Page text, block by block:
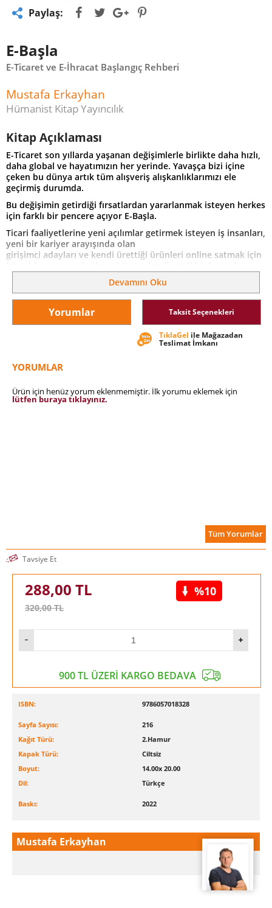
Paylaş:
E-Başla
E-Ticaret ve E-İhracat Başlangıç Rehberi
Mustafa Erkayhan
Hümanist Kitap Yayıncılık
Kitap Açıklaması
E-Ticaret son yıllarda yaşanan değişimlerle birlikte daha hızlı,
daha global ve hayatımızın her yerinde. Yavaşça bizi içine
çeken bu dünya artık tüm alışveriş alışkanlıklarımızı ele
geçirmiş durumda.
Bu değişimin getirdiği fırsatlardan yararlanmak isteyen herkes
için farklı bir pencere açıyor E-Başla.
Ticari faaliyetlerine yeni açılımlar getirmek isteyen iş insanları,
yeni bir kariyer arayışında olan
girişimci adayları ve kendi ürettiği ürünleri online satmak için
Ürün seçiminden pazarlama ve kargolamaya kadar tüm e-
ticaret sürecini sizin için anlatan bu kitapta dünyayı
“E-ticaret günümüzün yükselen değeri ve bu kaynak bu
değerin anlaşılması için önemli bir rehber olmuş.
Devamını Oku
Yorumlar Taksit Seçenekleri
TıklaGel ile Mağazadan
Teslimat İmkanı
YORUMLAR
Ürün için henüz yorum eklenmemiştir. İlk yorumu eklemek için
lütfen buraya tıklayınız.
Tüm Yorumlar
Tavsiye Et
288,00 TL
320,00TL
%10
900 TL ÜZERİ KARGO BEDAVA
ISBN: 9786057018328
Sayfa Sayısı:
216
Kağıt Türü:
2.Hamur
Kapak Türü:
Ciltsiz
Boyut:
14.00x 20.00
Dil:
Türkçe
Baskı: 2022
Mustafa Erkayhan